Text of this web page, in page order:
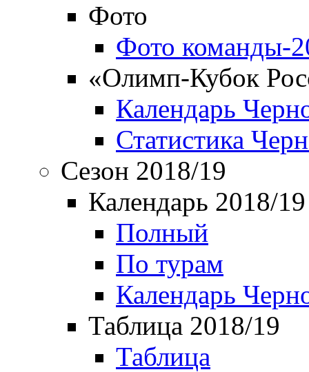
Фото
Фото команды-
«Олимп-Кубок
Календарь
Статистика
Сезон 2018/19
Календарь 2018/19
Полный
По турам
Календарь
Таблица 2018/19
Таблица